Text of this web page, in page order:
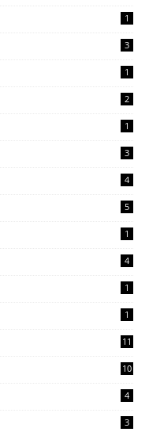
1
3
1
2
1
3
4
5
1
4
1
1
11
10
4
3